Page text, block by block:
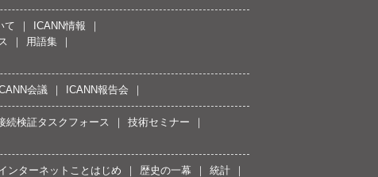
て
ICANN情報
用語集
会議 ICANN報告会
続検証タスクフォース
技術セミナー
ンターネットことはじめ 歴史の一幕 統計